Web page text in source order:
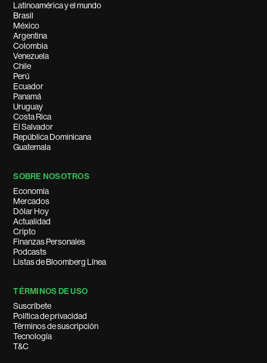
Latinoamérica y el mundo
Brasil
México
Argentina
Colombia
Venezuela
Chile
Perú
Ecuador
Panamá
Uruguay
Costa Rica
El Salvador
República Dominicana
Guatemala
SOBRE NOSOTROS
Economía
Mercados
Dólar Hoy
Actualidad
Cripto
Finanzas Personales
Podcasts
Listas de Bloomberg Línea
TÉRMINOS DE USO
Suscríbete
Política de privacidad
Términos de suscripción
Tecnología
T&C